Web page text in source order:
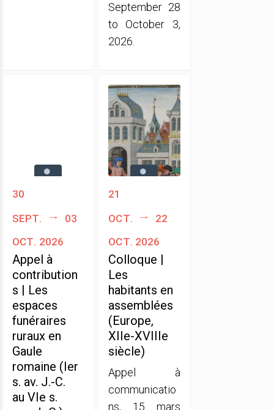
September 28
to October 3,
2026.
30
sept.
03
oct. 2026
Appel à
contribution
s | Les
espaces
funéraires
ruraux en
Gaule
romaine (Ier
s. av. J.-C.
au VIe s.
21
oct.
22
oct. 2026
Colloque |
Les
habitants en
assemblées
(Europe,
XIIe-XVIIIe
siècle)
Appel à
communicatio
ns, 15 mars